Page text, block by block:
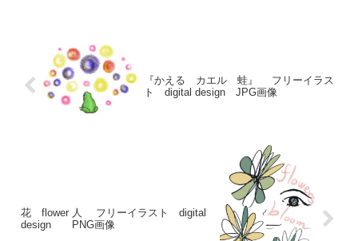
『かえる カエル 蛙』 フリーイラス
ト digital design JPG画像
花 flower 人 フリーイラスト digital
design PNG画像